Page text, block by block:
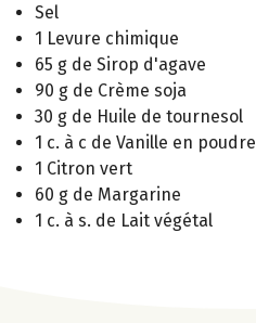
Sel
1 Levure chimique
65 g de Sirop d'agave
90 g de Crème soja
30 g de Huile de tournesol
1 c. à c de Vanille en poudre
1 Citron vert
60 g de Margarine
1 c. à s. de Lait végétal